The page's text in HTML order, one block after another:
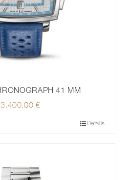
41 MM
3.400,00€
Details